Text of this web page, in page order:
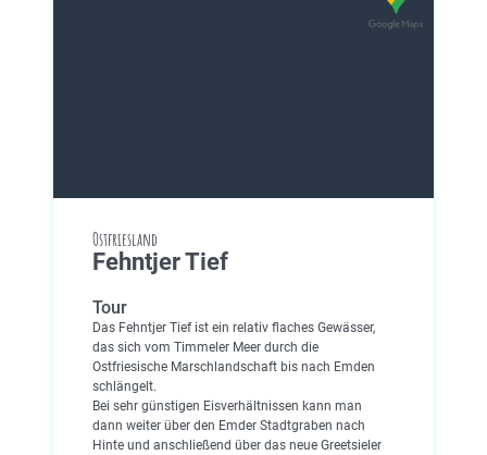
Ostfriesland
Fehntjer Tief
Tour
Das Fehntjer Tief ist ein relativ flaches Gewässer,
das sich vom Timmeler Meer durch die
Ostfriesische Marschlandschaft bis nach Emden
schlängelt.
Bei sehr günstigen Eisverhältnissen kann man
dann weiter über den Emder Stadtgraben nach
Hinte und anschließend über das neue Greetsieler